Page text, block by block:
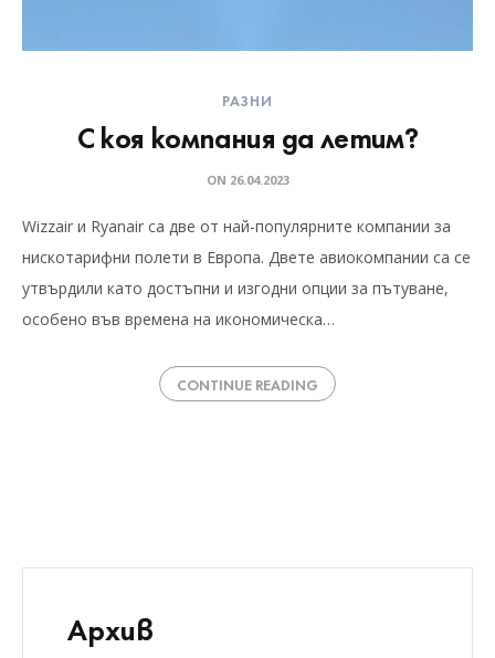
РАЗНИ
С коя компания да летим?
ON 26.04.2023
Wizzair и Ryanair са две от най-популярните компании за
нискотарифни полети в Европа. Двете авиокомпании са се
утвърдили като достъпни и изгодни опции за пътуване,
особено във времена на икономическа…
CONTINUE READING
Архив